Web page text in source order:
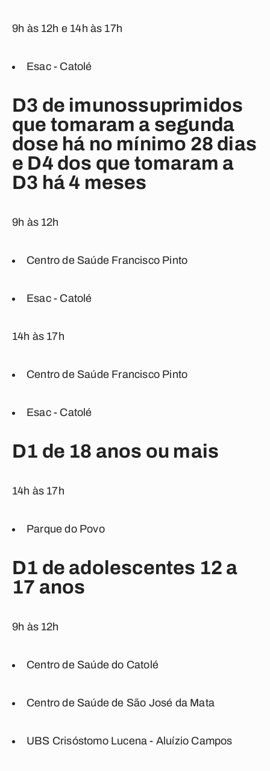
9h às 12h e 14h às 17h
Esac - Catolé
D3 de imunossuprimidos
que tomaram a segunda
dose há no mínimo 28 dias
e D4 dos que tomaram a
D3 há 4 meses
9h às 12h
Centro de Saúde Francisco Pinto
Esac - Catolé
14h às 17h
Centro de Saúde Francisco Pinto
Esac - Catolé
D1 de 18 anos ou mais
14h às 17h
Parque do Povo
D1 de adolescentes 12 a
17 anos
9h às 12h
Centro de Saúde do Catolé
Centro de Saúde de São José da Mata
UBS Crisóstomo Lucena - Aluízio Campos